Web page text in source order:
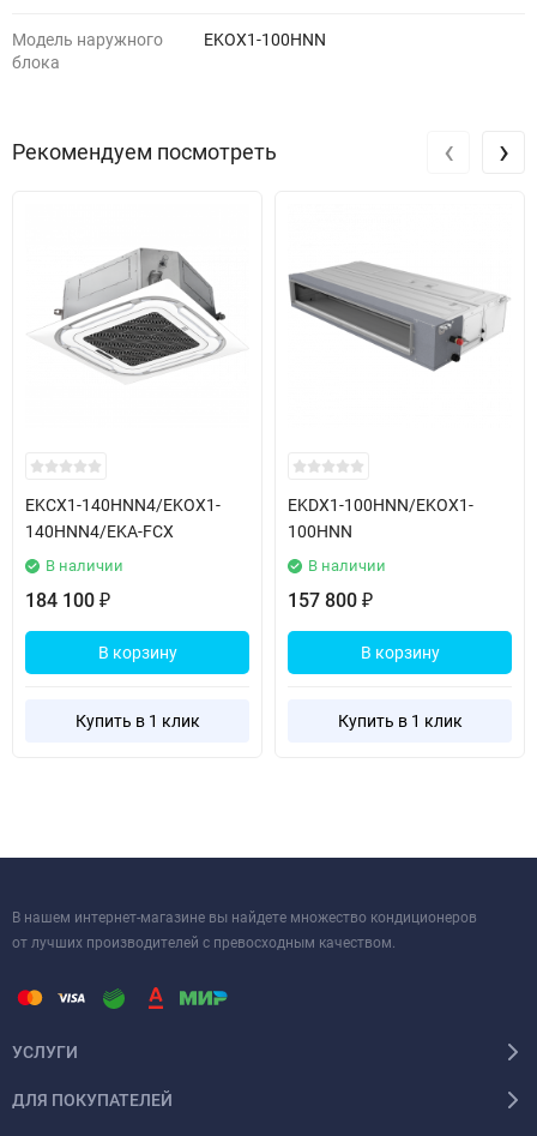
Модель наружного
блока
EKOX1-100HNN
Рекомендуем посмотреть
EKCX1-140HNN4/EKOX1-
140HNN4/EKA-FCX
В наличии
184 100 ₽
В корзину
Купить в 1 клик
EKDX1-100HNN/EKOX1-
100HNN
В наличии
157 800 ₽
В корзину
Купить в 1 клик
‹ ›
В нашем интернет-магазине вы найдете множество кондиционеров
от лучших производителей с превосходным качеством.
УСЛУГИ
ДЛЯ ПОКУПАТЕЛЕЙ